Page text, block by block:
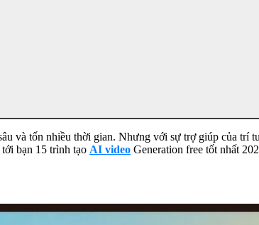
và tốn nhiều thời gian. Nhưng với sự trợ giúp của trí
bạn 15 trình tạo AI video Generation free tốt nhất